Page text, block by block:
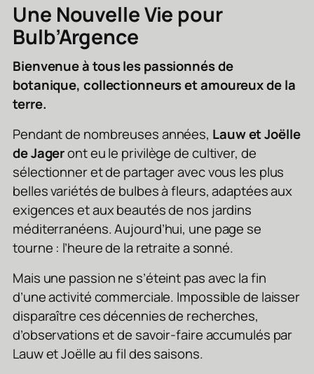
Une Nouvelle Vie pour
Bulb’Argence
Bienvenue à tous les passionnés de
botanique, collectionneurs et amoureux de la
terre.
Pendant de nombreuses années, Lauw et Joëlle
de Jageront eu le privilège de cultiver, de
sélectionner et de partager avec vous les plus
belles variétés de bulbes à fleurs, adaptées aux
exigences et aux beautés de nos jardins
méditerranéens. Aujourd’hui, une page se
tourne : l’heure de la retraite a sonné.
Mais une passion ne s’éteint pas avec la fin
d’une activité commerciale. Impossible de laisser
disparaître ces décennies de recherches,
d’observations et de savoir-faire accumulés par
Lauw et Joëlle au fil des saisons.